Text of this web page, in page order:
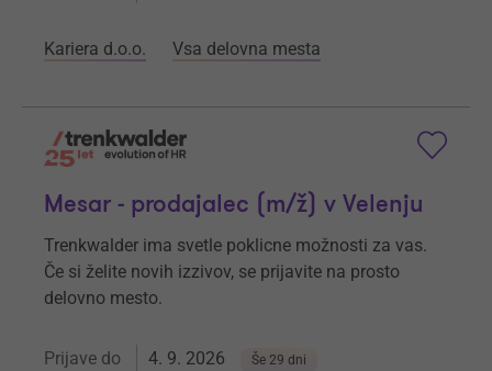
Kariera d.o.o. Vsa delovna mesta
Mesar - prodajalec (m/ž) v Velenju
Trenkwalder ima svetle poklicne možnosti za vas.
Če si želite novih izzivov, se prijavite na prosto
delovno mesto.
Prijave do 4. 9. 2026 Še 29 dni